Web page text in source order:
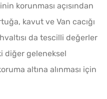
korunması açısından
kavut ve Van cacığı
da tescilli değerler
diğer geleneksel
altına alınması için